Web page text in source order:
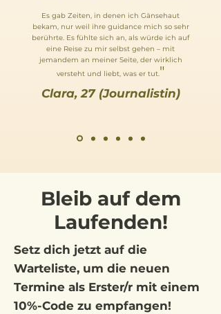
Es gab Zeiten, in denen ich Gänsehaut
bekam, nur weil ihre guidance mich so sehr
berührte. Es fühlte sich an, als würde ich auf
eine Reise zu mir selbst gehen – mit
jemandem an meiner Seite, der wirklich
versteht und liebt, was er tut."
Clara, 27 (Journalistin)
Bleib auf dem
Laufenden!
Setz dich jetzt auf die
Warteliste, um die neuen
Termine als Erster/r mit einem
10%-Code zu empfangen!